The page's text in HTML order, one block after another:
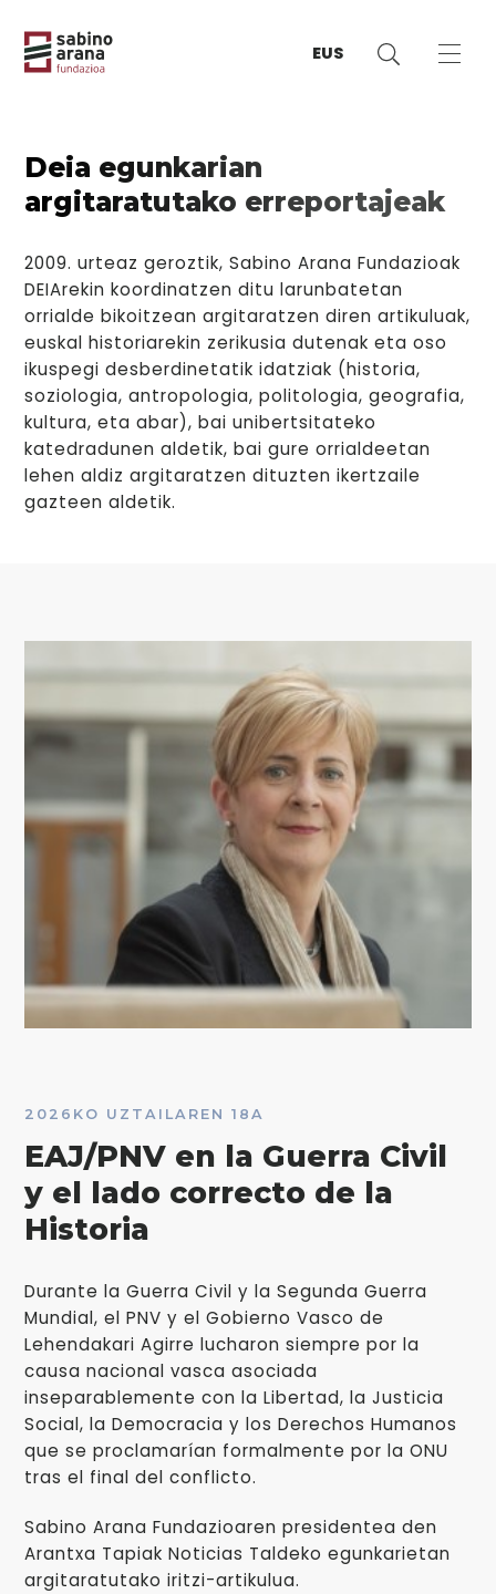
EUS
Deia egunkarian
argitaratutako erreportajeak
2009. urteaz geroztik, Sabino Arana Fundazioak
DEIArekin koordinatzen ditu larunbatetan
orrialde bikoitzean argitaratzen diren artikuluak,
euskal historiarekin zerikusia dutenak eta oso
ikuspegi desberdinetatik idatziak (historia,
soziologia, antropologia, politologia, geografia,
kultura, eta abar), bai unibertsitateko
katedradunen aldetik, bai gure orrialdeetan
lehen aldiz argitaratzen dituzten ikertzaile
gazteen aldetik.
2026KO UZTAILAREN 18A
EAJ/PNV en la Guerra Civil
y el lado correcto de la
Historia
Durante la Guerra Civil y la Segunda Guerra
Mundial, el PNV y el Gobierno Vasco de
Lehendakari Agirre lucharon siempre por la
causa nacional vasca asociada
inseparablemente con la Libertad, la Justicia
Social, la Democracia y los Derechos Humanos
que se proclamarían formalmente por la ONU
tras el final del conflicto.
Sabino Arana Fundazioaren presidentea den
Arantxa Tapiak Noticias Taldeko egunkarietan
argitaratutako iritzi-artikulua.